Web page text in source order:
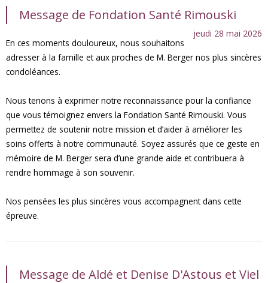
Message de Fondation Santé Rimouski
jeudi 28 mai 2026
En ces moments douloureux, nous souhaitons
adresser à la famille et aux proches de M. Berger nos plus sincères
condoléances.
Nous tenons à exprimer notre reconnaissance pour la confiance
que vous témoignez envers la Fondation Santé Rimouski. Vous
permettez de soutenir notre mission et d’aider à améliorer les
soins offerts à notre communauté. Soyez assurés que ce geste en
mémoire de M. Berger sera d’une grande aide et contribuera à
rendre hommage à son souvenir.
Nos pensées les plus sincères vous accompagnent dans cette
épreuve.
Message de Aldé et Denise D'Astous et Viel